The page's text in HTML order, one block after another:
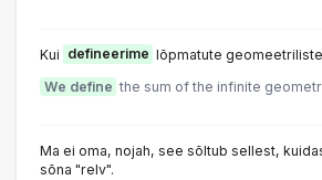
Kui defineerime lõpmatute
We define the sum of the infinite
Ma ei oma, nojah, see sõltub sellest,
sõna "relv".